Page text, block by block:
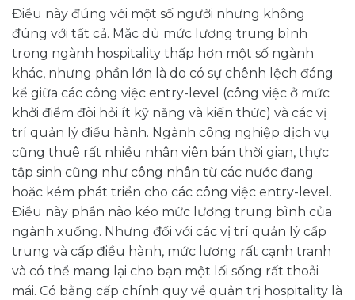
Điều này đúng với một số người nhưng không
đúng với tất cả. Mặc dù mức lương trung bình
trong ngành hospitality thấp hơn một số ngành
khác, nhưng phần lớn là do có sự chênh lệch đáng
kể giữa các công việc entry-level (công việc ở mức
khởi điểm đòi hỏi ít kỹ năng và kiến thức) và các vị
trí quản lý điều hành. Ngành công nghiệp dịch vụ
cũng thuê rất nhiều nhân viên bán thời gian, thực
tập sinh cũng như công nhân từ các nước đang
hoặc kém phát triển cho các công việc entry-level.
Điều này phần nào kéo mức lương trung bình của
ngành xuống. Nhưng đối với các vị trí quản lý cấp
trung và cấp điều hành, mức lương rất cạnh tranh
và có thể mang lại cho bạn một lối sống rất thoải
mái. Có bằng cấp chính quy về quản trị hospitality là